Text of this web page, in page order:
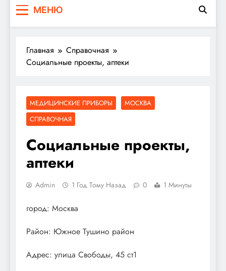
мужском здоровье
МЕНЮ
Главная
Справочная
Социальные проекты, аптеки
МЕДИЦИНСКИЕ ПРИБОРЫ
МОСКВА
СПРАВОЧНАЯ
Социальные проекты,
аптеки
Admin 1 Год Тому Назад 0 1 Минуты
город: Москва
Район: Южное Тушино район
Адрес: улица Свободы, 45 ст1